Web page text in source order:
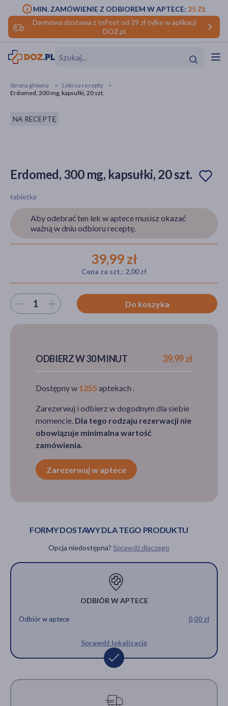
Darmowa dostawa z InPost od 39 zł tylko w aplikacji
DOZ.pl
MIN. ZAMÓWIENIE Z ODBIOREM W APTECE: 25 ZŁ
Hit
Hit
makijażu
Strona główna
Leki na receptę
Erdomed, 300 mg, kapsułki, 20 szt.
NA RECEPTĘ
Erdomed, 300 mg, kapsułki, 20 szt.
tabletka
Aby odebrać ten lek w aptece musisz okazać
ważną w dniu odbioru receptę.
39,99 zł
Cena za szt.: 2,00 zł
Wybierz ilość Do koszyka
ODBIERZ W 30 MINUT 39,99 zł
Dostępny w 1255 aptekach .
Zarezerwuj i odbierz w dogodnym dla siebie
momencie. Dla tego rodzaju rezerwacji nie
obowiązuje minimalna wartość
zamówienia.
Zarezerwuj w aptece
FORMY DOSTAWY DLA TEGO PRODUKTU
Opcja niedostępna? Sprawdź dlaczego
ODBIÓR W APTECE
Odbiór w aptece 0,00 zł
Sprawdź lokalizację